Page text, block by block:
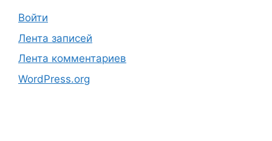
Войти
Лента записей
Лента комментариев
WordPress.org